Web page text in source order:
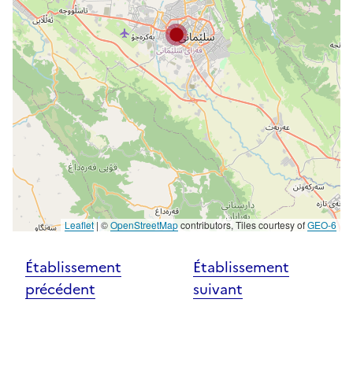
Leaflet | ©OpenStreetMapcontributors, Tiles courtesy ofGEO-6
Établissement
précédent
Établissement
suivant